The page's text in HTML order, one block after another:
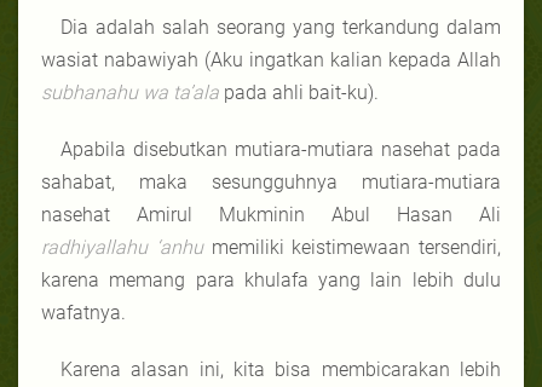
Dia adalah salah seorang yang terkandung dalam
wasiat nabawiyah (Aku ingatkan kalian kepada Allah
subhanahu wa ta’ala pada ahli bait-ku).
Apabila disebutkan mutiara-mutiara nasehat pada
sahabat, maka sesungguhnya mutiara-mutiara
nasehat Amirul Mukminin Abul Hasan Ali
radhiyallahu ‘anhumemiliki keistimewaan tersendiri,
karena memang para khulafa yang lain lebih dulu
wafatnya.
Karena alasan ini, kita bisa membicarakan lebih